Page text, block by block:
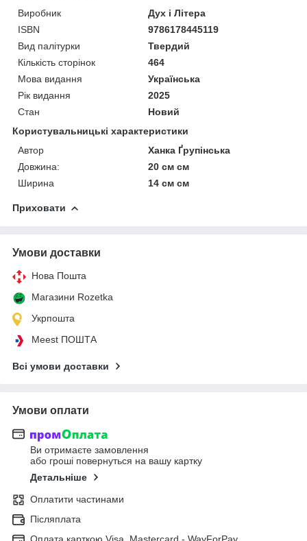
Виробник
Дух і Літера
ISBN
9786178445119
Вид палітурки
Твердий
Кількість сторінок
464
Мова видання
Українська
Рік видання
2025
Стан
Новий
Користувальницькі характеристики
Автор
Ханка Ґрупінська
Довжина:
20 см см
Ширина
14 см см
Приховати
Умови доставки
Нова Пошта
Магазини Rozetka
Укрпошта
Meest ПОШТА
Всі умови доставки
Умови оплати
Ви отримаєте замовлення
або гроші повернуться на вашу картку
Детальніше
Оплатити частинами
Післяплата